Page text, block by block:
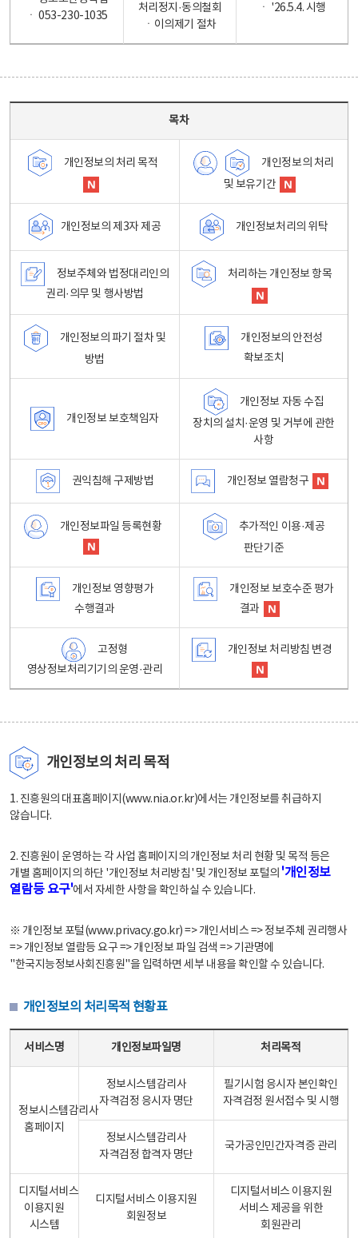
ㆍ 053-230-1035
처리정지·동의철회
ㆍ이의제기 절차
ㆍ '26.5.4. 시행
목차
개인정보의 처리 목적
개인정보의 처리
및 보유기간
개인정보의 제3자 제공 개인정보처리의 위탁
정보주체와 법정대리인의
권리·의무 및 행사방법
처리하는 개인정보 항목
개인정보의 파기 절차 및
방법
개인정보의 안전성
확보조치
개인정보 보호책임자
개인정보 자동 수집
장치의 설치·운영 및 거부에 관한
사항
권익침해 구제방법 개인정보 열람청구
개인정보파일 등록현황
추가적인 이용·제공
판단기준
개인정보 영향평가
수행결과
개인정보 보호수준 평가
결과
고정형
영상정보처리기기의 운영·관리
개인정보 처리방침 변경
개인정보의 처리 목적
1. 진흥원의 대표홈페이지(www.nia.or.kr)에서는 개인정보를 취급하지
않습니다.
2. 진흥원이 운영하는 각 사업 홈페이지의 개인정보 처리 현황 및 목적 등은
개별 홈페이지의 하단 '개인정보 처리방침' 및 개인정보 포털의 '개인정보
열람등 요구'에서 자세한 사항을 확인하실 수 있습니다.
※ 개인정보 포털(www.privacy.go.kr) => 개인서비스 => 정보주체 권리행사
=> 개인정보 열람등 요구 => 개인정보 파일 검색 => 기관명에
"한국지능정보사회진흥원"을 입력하면 세부 내용을 확인할 수 있습니다.
개인정보의 처리목적 현황표
서비스명 개인정보파일명 처리목적
정보시스템감리사
홈페이지
정보시스템감리사
자격검정 응시자 명단
필기시험 응시자 본인확인
자격검정 원서접수 및 시행
정보시스템감리사
자격검정 합격자 명단
국가공인민간자격증 관리
디지털서비스
이용지원
시스템
디지털서비스 이용지원
회원정보
디지털서비스 이용지원
서비스 제공을 위한
회원관리